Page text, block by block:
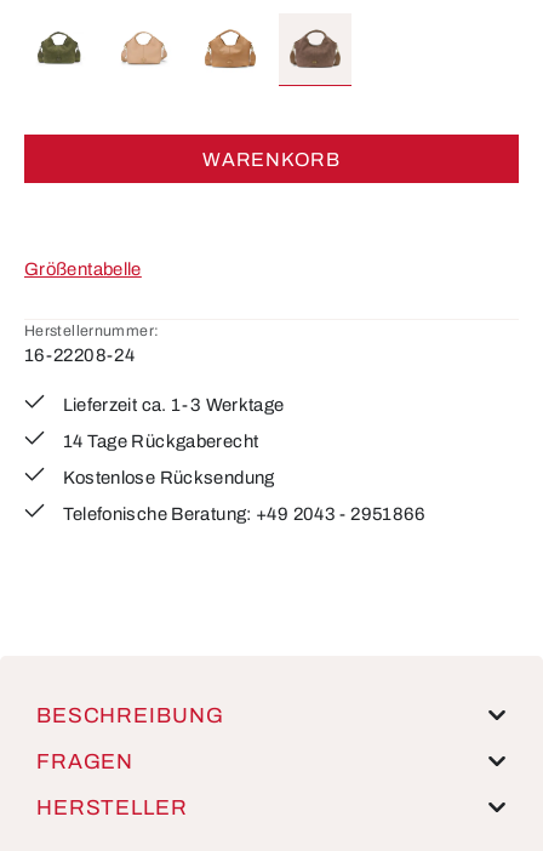
WARENKORB
Größentabelle
Herstellernummer:
16-22208-24
Lieferzeit ca. 1-3 Werktage
14 Tage Rückgaberecht
Kostenlose Rücksendung
Telefonische Beratung: +49 2043 - 2951866
BESCHREIBUNG
FRAGEN
HERSTELLER